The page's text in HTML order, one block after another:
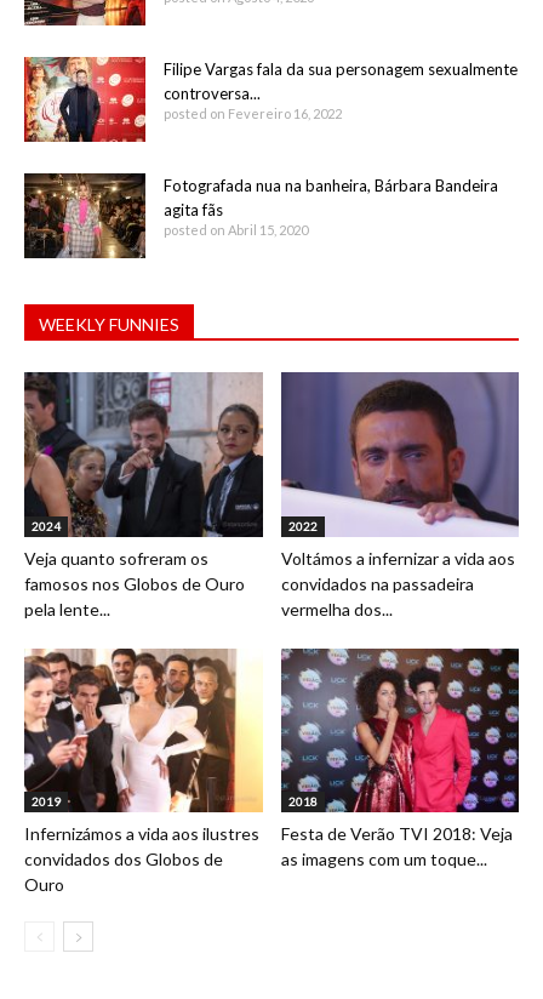
Filipe Vargas fala da sua personagem sexualmente
controversa...
posted on Fevereiro 16, 2022
Fotografada nua na banheira, Bárbara Bandeira
agita fãs
posted on Abril 15, 2020
WEEKLY FUNNIES
2024
Veja quanto sofreram os
famosos nos Globos de Ouro
pela lente...
2022
Voltámos a infernizar a vida aos
convidados na passadeira
vermelha dos...
2019
Infernizámos a vida aos ilustres
convidados dos Globos de
Ouro
2018
Festa de Verão TVI 2018: Veja
as imagens com um toque...